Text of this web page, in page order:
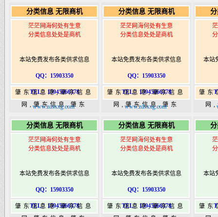
港|www.zhaodongshi.com港|www.zhaodongshi.com
港
分类信息 无限商机
茫茫网海何处有生意
分类信息处处是商机
本站免费发布各类供求信息
QQ：15903350
TEL：15945066378
肇东信息港,肇东信息
网,肇东信息,肇东
港|www.zhaodongshi.com
www.zdsxxg.com
分类信息 无限商机
茫茫网海何处有生意
分类信息处处是商机
本站免费发布各类供求信息
QQ：15903350
TEL：15945066378
肇东信息港,肇东信息
网,肇东信息,肇东
港|www.zhaodongshi.com
www.zdsxxg.com
本站
肇东
网
港
分类信息 无限商机
茫茫网海何处有生意
分类信息处处是商机
本站免费发布各类供求信息
QQ：15903350
TEL：15945066378
肇东信息港,肇东信息
分类信息 无限商机
茫茫网海何处有生意
分类信息处处是商机
本站免费发布各类供求信息
QQ：15903350
TEL：15945066378
肇东信息港,肇东信息
本站
肇东